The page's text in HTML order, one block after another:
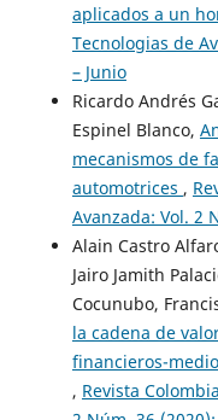
aplicados a un
Tecnologias de
– Junio
Ricardo Andrés
Espinel Blanco,
mecanismos de
automotrices ,
Avanzada: Vol. 2
Alain Castro
Jairo Jamith
Cocunubo,
la cadena de
financieros-
, Revista